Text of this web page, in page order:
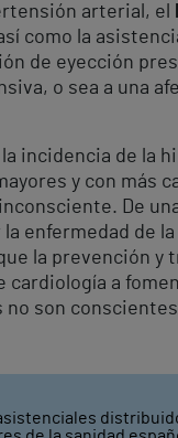
arterial, el
como la
de eyección
o sea a una
incidencia de la
y con más
De
enfermedad de
la prevención
a
son